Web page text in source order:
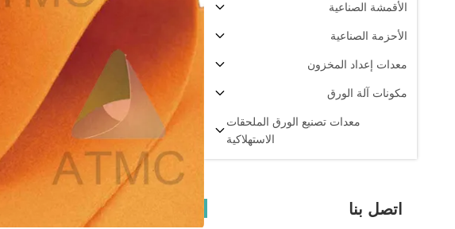
الأقمشة الصناعية
الأحزمة الصناعية
معدات إعداد المخزون
مكونات آلة الورق
معدات تصنيع الورق الملحقات
الاستهلاكية
اتصل بنا